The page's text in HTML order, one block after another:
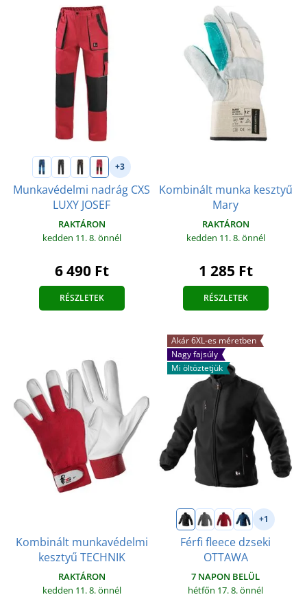
+3
Munkavédelmi nadrág CXS
LUXY JOSEF
RAKTÁRON
kedden 11. 8.önnél
6 490 Ft
RÉSZLETEK
Kombinált munka kesztyű
Mary
RAKTÁRON
kedden 11. 8.önnél
1 285 Ft
RÉSZLETEK
Kombinált munkavédelmi
kesztyű TECHNIK
RAKTÁRON
kedden 11. 8.önnél
Akár 6XL-es méretben
Nagy fajsúly
Mi öltöztetjük
+1
Férfi fleece dzseki
OTTAWA
7 NAPON BELÜL
hétfőn 17. 8.önnél